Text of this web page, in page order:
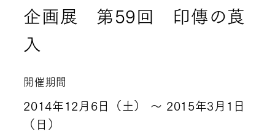
企画展 第59回 印傳の莨
入
開催期間
2014年12月6日（土） ～ 2015年3月1日
（日）